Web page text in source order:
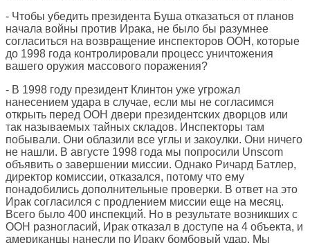
- Чтобы убедить президента Буша отказаться от планов
начала войны против Ирака, не было бы разумнее
согласиться на возвращение инспекторов ООН, которые
до 1998 года контролировали процесс уничтожения
вашего оружия массового поражения?
- В 1998 году президент Клинтон уже угрожал
нанесением удара в случае, если мы не согласимся
открыть перед ООН двери президентских дворцов или
так называемых тайных складов. Инспекторы там
побывали. Они облазили все углы и закоулки. Они ничего
не нашли. В августе 1998 года мы попросили Unscom
объявить о завершении миссии. Однако Ричард Батлер,
директор комиссии, отказался, потому что ему
понадобились дополнительные проверки. В ответ на это
Ирак согласился с продлением миссии еще на месяц.
Всего было 400 инспекций. Но в результате возникших с
ООН разногласий, Ирак отказал в доступе на 4 объекта, и
американцы нанесли по Ираку бомбовый удар. Мы